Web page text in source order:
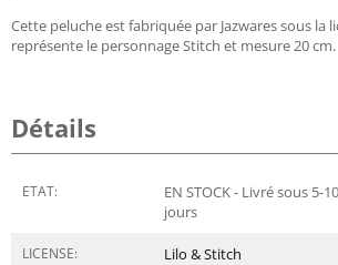
Cette peluche est fabriquée par Jazwares sous la
représente le personnage Stitch et mesure 20 cm.
Détails
ETAT:
EN STOCK - Livré sous 5-10
jours
LICENSE: Lilo & Stitch